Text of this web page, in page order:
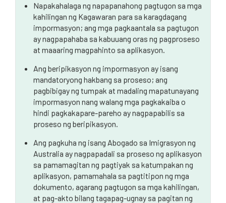
Napakahalaga ng napapanahong pagtugon sa mga
kahilingan ng Kagawaran para sa karagdagang
impormasyon; ang mga pagkaantala sa pagtugon
ay nagpapahaba sa kabuuang oras ng pagproseso
at maaaring magpahinto sa aplikasyon.
Ang beripikasyon ng impormasyon ay isang
mandatoryong hakbang sa proseso; ang
pagbibigay ng tumpak at madaling mapatunayang
impormasyon nang walang mga pagkakaiba o
hindi pagkakapare-pareho ay nagpapabilis sa
proseso ng beripikasyon.
Ang pagkuha ng isang Abogado sa Imigrasyon ng
Australia ay nagpapadali sa proseso ng aplikasyon
sa pamamagitan ng pagtiyak sa katumpakan ng
aplikasyon, pamamahala sa pagtitipon ng mga
dokumento, agarang pagtugon sa mga kahilingan,
at pag-akto bilang tagapag-ugnay sa pagitan ng